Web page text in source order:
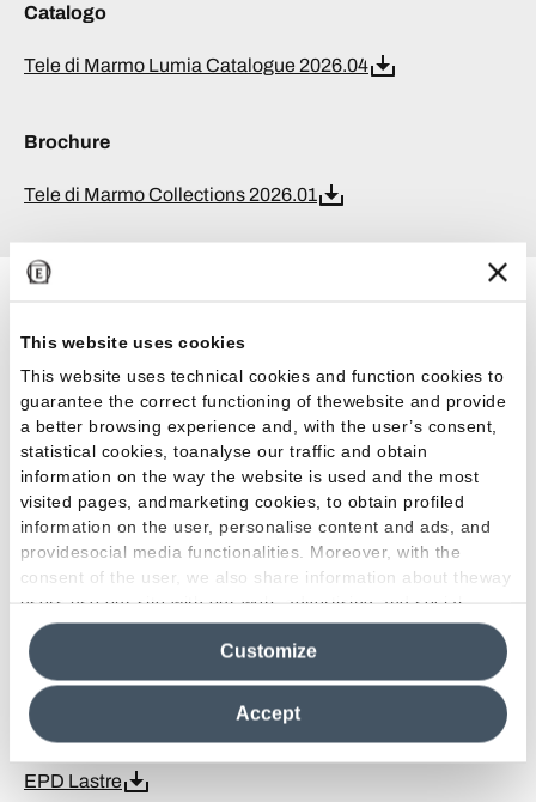
This website uses cookies
This website uses technical cookies and function cookies to
guarantee the correct functioning of thewebsite and provide
a better browsing experience and, with the user’s consent,
statistical cookies, toanalyse our traffic and obtain
information on the way the website is used and the most
visited pages, andmarketing cookies, to obtain profiled
information on the user, personalise content and ads, and
providesocial media functionalities. Moreover, with the
consent of the user, we also share information about theway
users use our site with our web, advertising and social
media analytics partners, who may combine itwith other
information in their possession. By closing this banner,
clicking on "Reject", it will be possible tocontinue browsing
the site after installing only technical cookies. For more
information see the
Cookie Policy
Accept
Customize
Catalogo
Tele di Marmo Lumia Catalogue 2026.04
Brochure
Tele di Marmo Collections 2026.01
Certificazioni
Kosher
HPD - Stoneware Slabs
HPD - Ceramic Tiles
Declare Ceramic and Porcelain Tiles
FDES
LEED Credits
EPD Lastre